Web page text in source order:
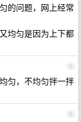
的问题，网上经常
均匀是因为上下都
2
匀，不均匀拌一拌
3